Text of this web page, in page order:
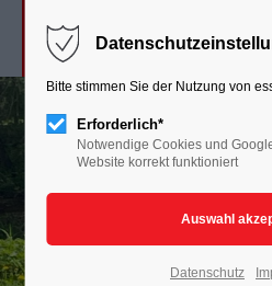
Bitte stimmen Sie der Nutzung von
Erforderlich*
Notwendige Cookies und
Website korrekt funktioniert
Datenschutz